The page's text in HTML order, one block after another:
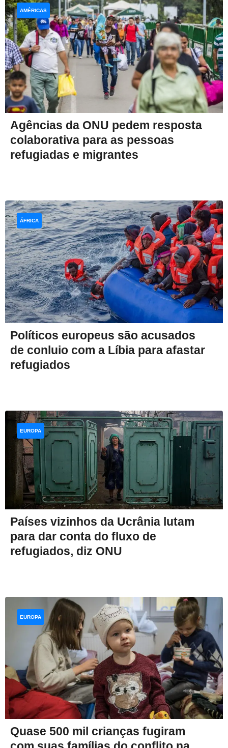
Agências da ONU pedem resposta
colaborativa para as pessoas
refugiadas e migrantes
AMÉRICAS
Políticos europeus são acusados ​​
de conluio com a Líbia para afastar
refugiados
ÁFRICA
Países vizinhos da Ucrânia lutam
para dar conta do fluxo de
refugiados, diz ONU
EUROPA
Quase 500 mil crianças fugiram
EUROPA